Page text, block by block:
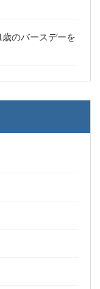
のバースデーを